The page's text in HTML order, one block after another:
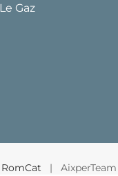
Le Gaz
RomCat |